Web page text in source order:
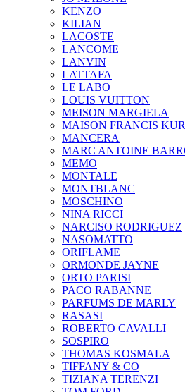
KENZO
KILIAN
LACOSTE
LANCOME
LANVIN
LATTAFA
LE LABO
LOUIS VUITTON
MEISON MARGIELA
MAISON FRANCIS
MANCERA
MARC ANTOINE
MEMO
MONTALE
MONTBLANC
MOSCHINO
NINA RICCI
NARCISO RODRIGUEZ
NASOMATTO
ORIFLAME
ORMONDE JAYNE
ORTO PARISI
PACO RABANNE
PARFUMS DE MARLY
RASASI
ROBERTO CAVALLI
SOSPIRO
THOMAS KOSMALA
TIFFANY & CO
TIZIANA TERENZI